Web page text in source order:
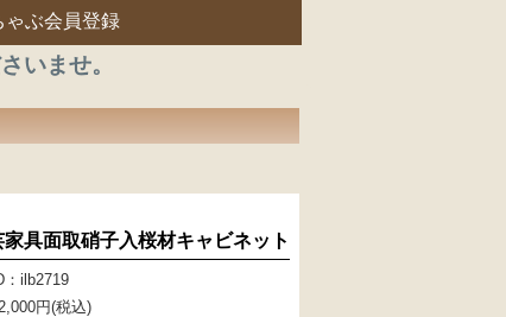
ゃぶ会員登録
いませ。
家具面取硝子入桜材キャビネット
：ilb2719
円(税込)